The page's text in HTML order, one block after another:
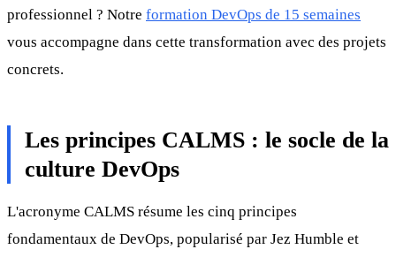
professionnel ? Notre formation DevOps de 15 semaines
vous accompagne dans cette transformation avec des projets
concrets.
Les principes CALMS : le socle de la
culture DevOps
L'acronyme CALMS résume les cinq principes
fondamentaux de DevOps, popularisé par Jez Humble et